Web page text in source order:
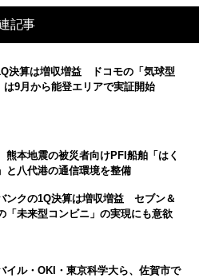
記事
決算は増収増益 ドコモの「気球型
は9月から能登エリアで実証開始
熊本地震の被災者向けPFI船舶「はく
と八代港の通信環境を整備
ンクの1Q決算は増収増益 セブン＆
「未来型コンビニ」の実現にも意欲
イル・OKI・東京科学大ら、佐賀市で